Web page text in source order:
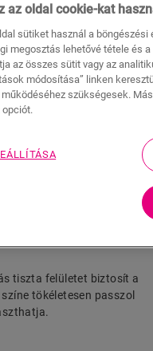
Gyors
tiszta felületet biztosít a
tökéletesen passzol
az oldal cookie-kat
sütiket használ a
megosztás lehetővé tétele és
az összes sütit vagy az
módosítása” linken
szükségesek.